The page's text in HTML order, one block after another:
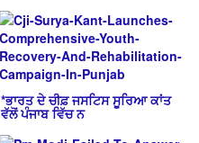
*ਭਾਰਤ ਦੇ ਚੀਫ਼ ਜਸਟਿਸ ਸੂਰਿਆ ਕਾਂਤ
ਵੱਲੋਂ ਪੰਜਾਬ ਵਿੱਚ ਨ